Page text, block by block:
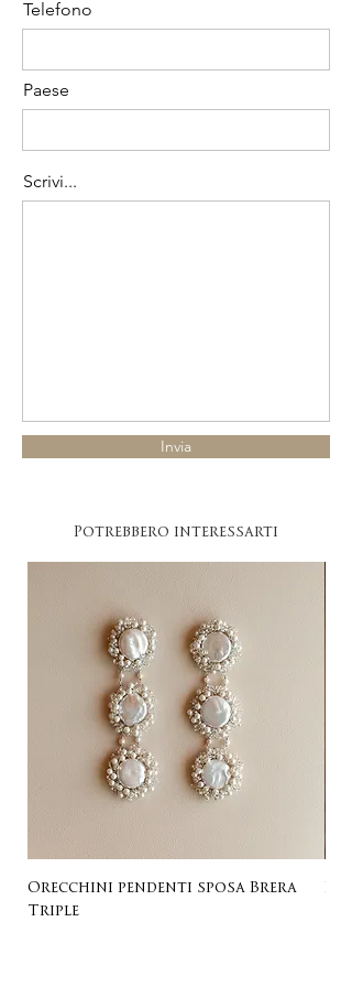
Telefono
Paese
Scrivi...
Invia
Potrebbero interessarti
Orecchini pendenti sposa Brera
Triple